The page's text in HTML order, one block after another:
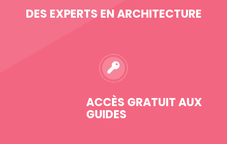
DES EXPERTS EN ARCHITECTURE
ACCÈS GRATUIT AUX
GUIDES